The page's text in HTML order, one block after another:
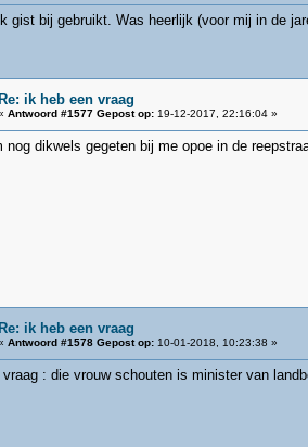
gist bij gebruikt. Was heerlijk (voor mij in de
Re: ik heb een vraag
Antwoord #1577 Gepost op:19-12-2017, 22:16:04 »
nog dikwels gegeten bij me opoe in de
Re: ik heb een vraag
Antwoord #1578 Gepost op:10-01-2018, 10:23:38 »
vraag : die vrouw schouten is minister van